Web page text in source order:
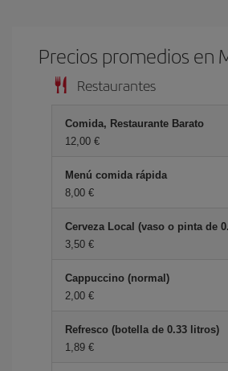
Precios promedios en
Restaurantes
Comida, Restaurante Barato
12,00 €
Menú comida rápida
8,00 €
Cerveza Local (vaso o pinta de
3,50 €
Cappuccino (normal)
2,00 €
Refresco (botella de 0.33 litros)
1,89 €